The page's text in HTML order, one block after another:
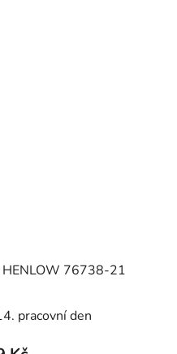
HENLOW 76738-21
pracovní den